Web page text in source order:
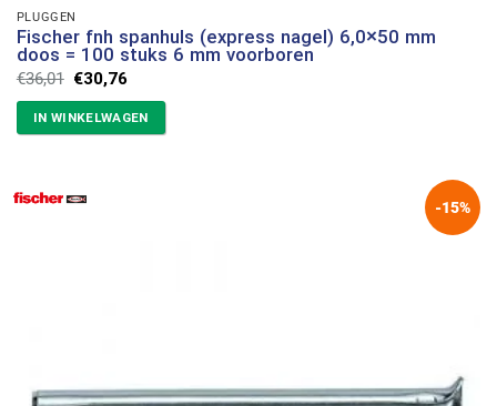
PLUGGEN
Fischer fnh spanhuls (express nagel) 6,0×50 mm
doos = 100 stuks 6 mm voorboren
€36,01 Oorspronkelijke
prijs
was:
€36,01.
€30,76Huidige
is:
€30,76.
IN WINKELWAGEN
-15%